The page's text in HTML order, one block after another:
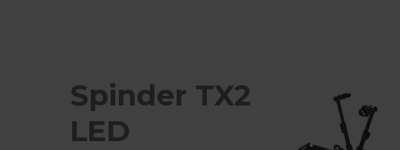
Spinder TX2
LED